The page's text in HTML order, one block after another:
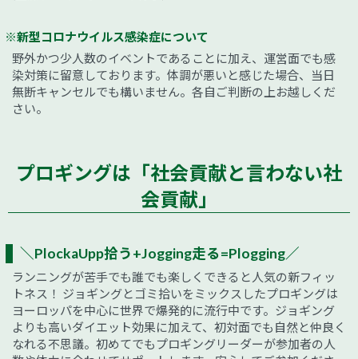
※新型コロナウイルス感染症について
野外かつ少人数のイベントであることに加え、運営面でも感
染対策に留意しております。体調が悪いと感じた場合、当日
無断キャンセルでも構いません。各自ご判断の上お越しくだ
さい。
プロギングは「社会貢献と言わない社
会貢献」
＼PlockaUpp拾う+Jogging走る=Plogging／
ランニングが苦手でも誰でも楽しくできると人気の新フィッ
トネス！ ジョギングとゴミ拾いをミックスしたプロギングは
ヨーロッパを中心に世界で爆発的に流行中です。ジョギング
よりも高いダイエット効果に加えて、初対面でも自然と仲良く
なれる不思議。初めてでもプロギングリーダーが参加者の人